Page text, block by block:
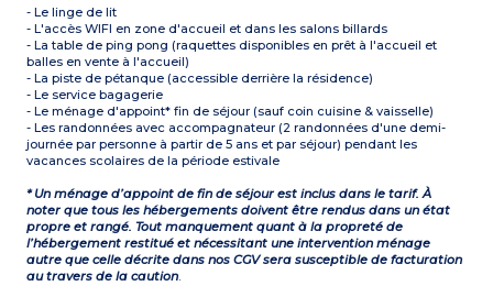
- Le linge de lit
- L'accès WIFI en zone d'accueil et dans les salons billards
- La table de ping pong (raquettes disponibles en prêt à l'accueil et
balles en vente à l'accueil)
- La piste de pétanque (accessible derrière la résidence)
- Le service bagagerie
- Le ménage d'appoint* fin de séjour (sauf coin cuisine & vaisselle)
- Les randonnées avec accompagnateur (2 randonnées d'une demi-
journée par personne à partir de 5 ans et par séjour) pendant les
vacances scolaires de la période estivale
* Un ménage d’appoint de fin de séjour est inclus dans le tarif. À
noter que tous les hébergements doivent être rendus dans un état
propre et rangé. Tout manquement quant à la propreté de
l’hébergement restitué et nécessitant une intervention ménage
autre que celle décrite dans nos CGV sera susceptible de facturation
au travers de la caution.